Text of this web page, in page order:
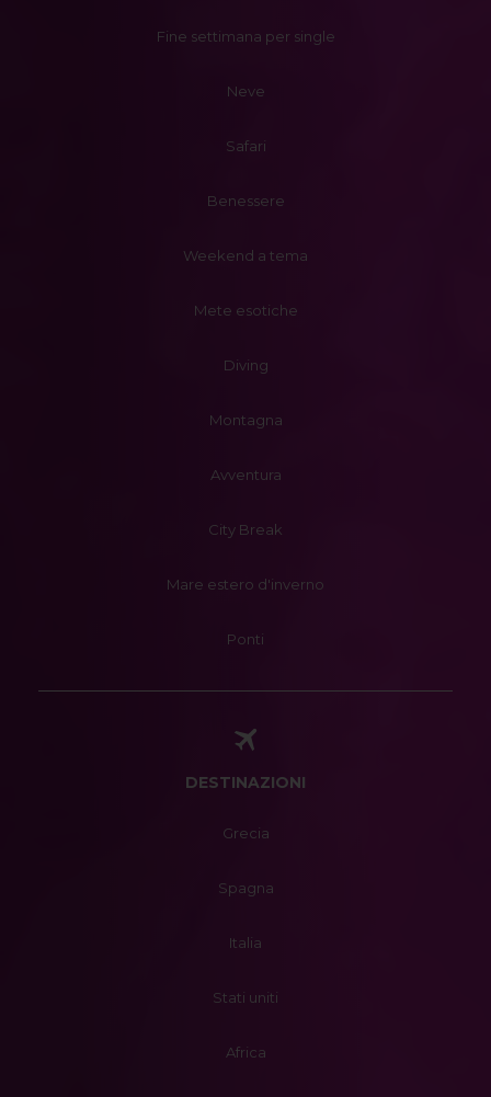
Fine settimana per single
Neve
Safari
Benessere
Weekend a tema
Mete esotiche
Diving
Montagna
Avventura
City Break
Mare estero d'inverno
Ponti
DESTINAZIONI
Grecia
Spagna
Italia
Stati uniti
Africa